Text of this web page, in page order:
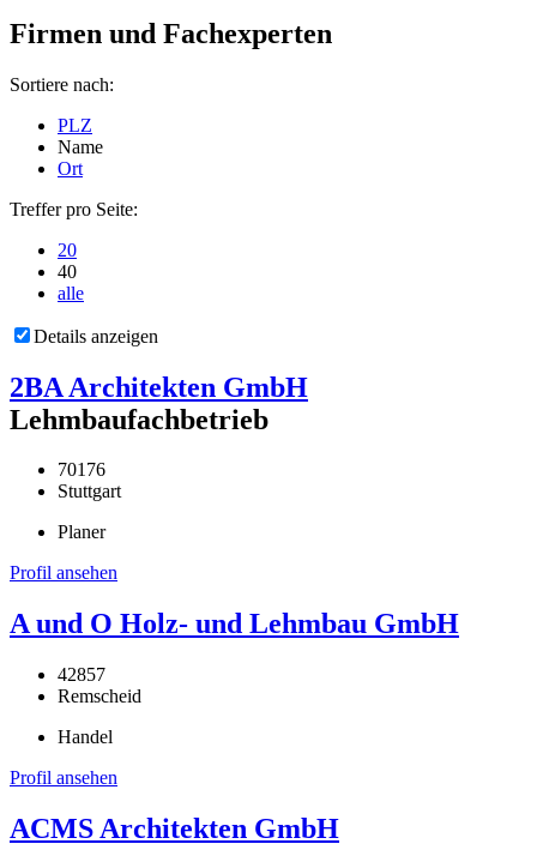
Firmen und Fachexperten
Sortiere nach:
PLZ
Name
Ort
Treffer pro Seite:
20
40
alle
Details anzeigen
2BA Architekten GmbH
Lehmbaufachbetrieb
70176
Stuttgart
Planer
Profil ansehen
A und O Holz- und Lehmbau GmbH
42857
Remscheid
Handel
Profil ansehen
ACMS Architekten GmbH